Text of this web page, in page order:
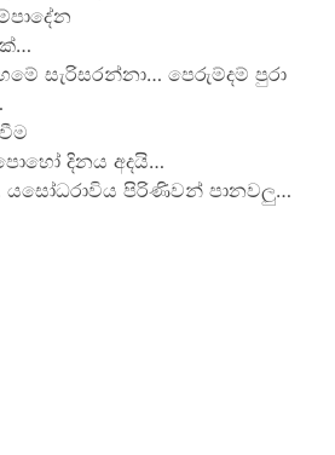
සැරිසරන්නා… පෙරුම්දම් පුරා
දිනය අදයි…
යසෝධරාවිය පිරිණිවන් පානවලු…